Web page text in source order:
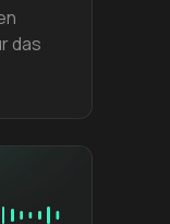
das